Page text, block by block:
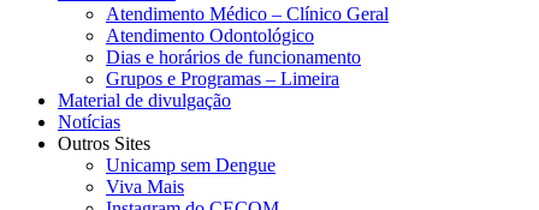
Atendimento Médico – Clínico Geral
Atendimento Odontológico
Dias e horários de funcionamento
Grupos e Programas – Limeira
Material de divulgação
Notícias
Outros Sites
Unicamp sem Dengue
Viva Mais